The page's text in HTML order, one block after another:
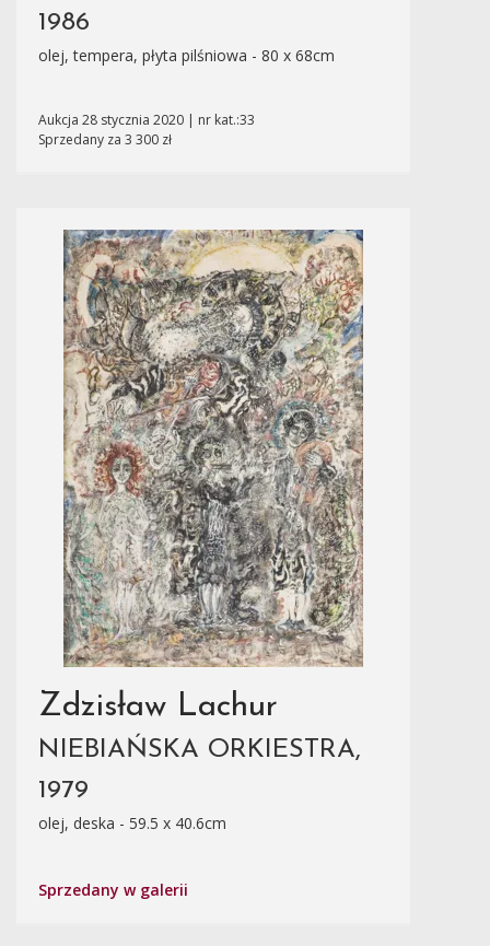
1986
olej, tempera, płyta pilśniowa - 80 x 68cm
Aukcja 28 stycznia 2020 | nr kat.:33
Sprzedany za 3 300 zł
Zdzisław Lachur
NIEBIAŃSKA ORKIESTRA,
1979
olej, deska - 59.5 x 40.6cm
Sprzedany w galerii